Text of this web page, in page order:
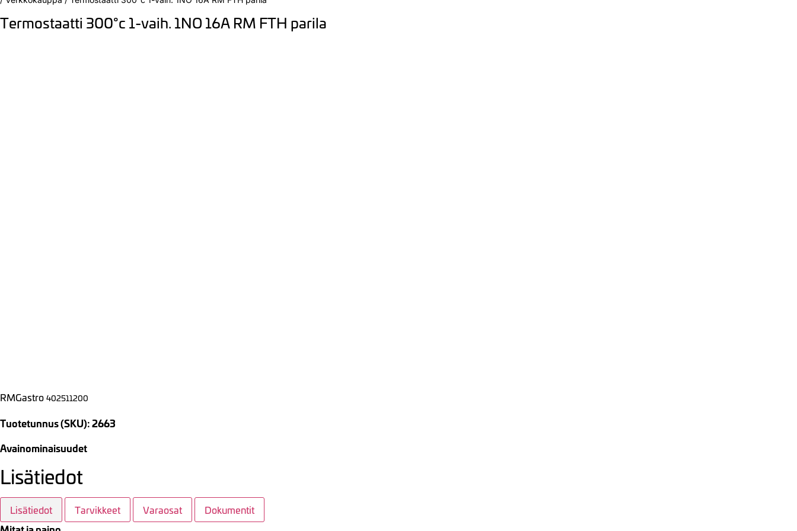
Termostaatti 300°c 1-vaih. 1NO 16A RM FTH parila
RMGastro 402511200
Tuotetunnus (SKU): 2663
Avainominaisuudet
Lisätiedot
Lisätiedot Tarvikkeet Varaosat Dokumentit